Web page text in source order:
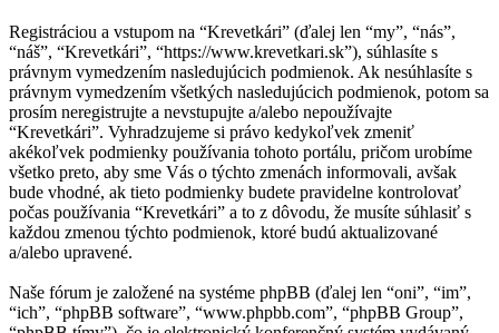
Registráciou a vstupom na “Krevetkári” (ďalej len “my”, “nás”,
“náš”, “Krevetkári”, “https://www.krevetkari.sk”), súhlasíte s
právnym vymedzením nasledujúcich podmienok. Ak nesúhlasíte s
právnym vymedzením všetkých nasledujúcich podmienok, potom sa
prosím neregistrujte a nevstupujte a/alebo nepoužívajte
“Krevetkári”. Vyhradzujeme si právo kedykoľvek zmeniť
akékoľvek podmienky používania tohoto portálu, pričom urobíme
všetko preto, aby sme Vás o týchto zmenách informovali, avšak
bude vhodné, ak tieto podmienky budete pravidelne kontrolovať
počas používania “Krevetkári” a to z dôvodu, že musíte súhlasiť s
každou zmenou týchto podmienok, ktoré budú aktualizované
a/alebo upravené.
Naše fórum je založené na systéme phpBB (ďalej len “oni”, “im”,
“ich”, “phpBB software”, “www.phpbb.com”, “phpBB Group”,